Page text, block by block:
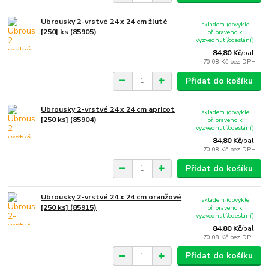
Ubrousky 2-vrstvé 24 x 24 cm žluté
[250] ks (85905)
84,80 Kč/bal.
70,08 Kč bez DPH
skladem (obvykle
připraveno k
vyzvednutí/odeslání)
Přidat do košíku
Ubrousky 2-vrstvé 24 x 24 cm apricot
[250 ks] (85904)
84,80 Kč/bal.
70,08 Kč bez DPH
skladem (obvykle
připraveno k
vyzvednutí/odeslání)
Přidat do košíku
Ubrousky 2-vrstvé 24 x 24 cm oranžové
[250 ks] (85915)
84,80 Kč/bal.
70,08 Kč bez DPH
skladem (obvykle
připraveno k
vyzvednutí/odeslání)
Přidat do košíku